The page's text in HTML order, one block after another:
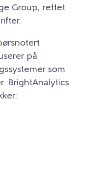
Group, rettet
på
som
BrightAnalytics